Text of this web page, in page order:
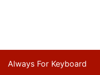
Always For Keyboard